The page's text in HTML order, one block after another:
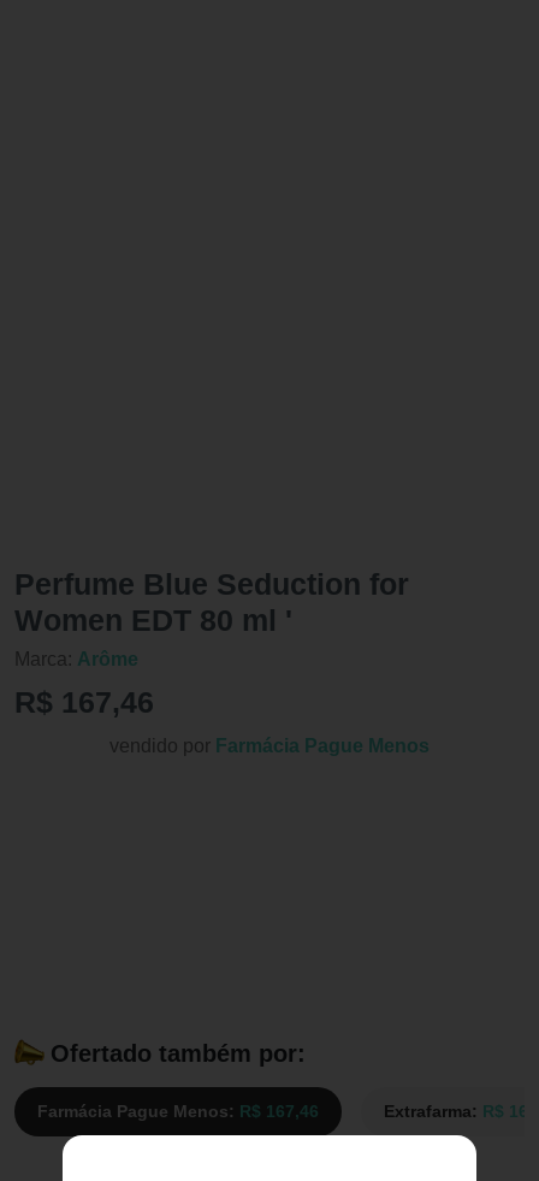
Perfume Blue Seduction for
Women EDT 80 ml '
Marca: Arôme
R$ 167,46
vendido por Farmácia Pague Menos
Ofertado também por:
Farmácia Pague Menos: R$ 167,46 Extrafarma: R$